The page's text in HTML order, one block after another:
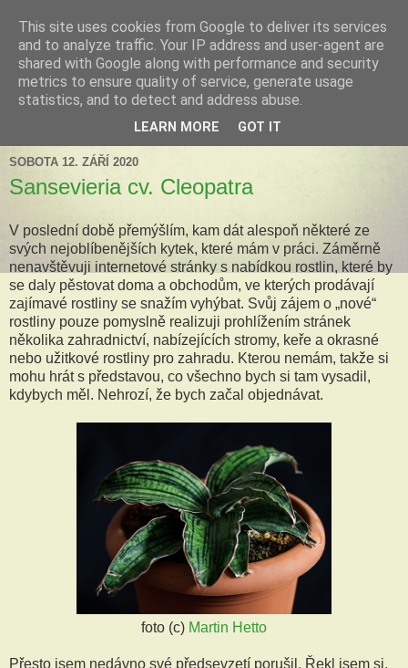
Tillandsia za okny
Tillandsie a další zelená havěť která s námi může žít v bytě,
k našim velkým radostem, nebo také starostem.
SOBOTA 12. ZÁŘÍ 2020
Sansevieria cv. Cleopatra
V poslední době přemýšlím, kam dát alespoň některé ze
svých nejoblíbenějších kytek, které mám v práci. Záměrně
nenavštěvuji internetové stránky s nabídkou rostlin, které by
se daly pěstovat doma a obchodům, ve kterých prodávají
zajímavé rostliny se snažím vyhýbat. Svůj zájem o „nové“
rostliny pouze pomyslně realizuji prohlížením stránek
několika zahradnictví, nabízejících stromy, keře a okrasné
nebo užitkové rostliny pro zahradu. Kterou nemám, takže si
mohu hrát s představou, co všechno bych si tam vysadil,
kdybych měl. Nehrozí, že bych začal objednávat.
foto (c) Martin Hetto
Přesto jsem nedávno své předsevzetí porušil. Řekl jsem si,
This site uses cookies from Google to deliver its services
and to analyze traffic. Your IP address and user-agent are
shared with Google along with performance and security
metrics to ensure quality of service, generate usage
statistics, and to detect and address abuse.
LEARN MORE GOT IT